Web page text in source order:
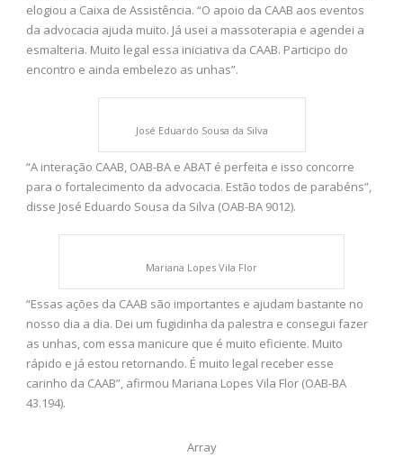
elogiou a Caixa de Assistência. “O apoio da CAAB aos eventos
da advocacia ajuda muito. Já usei a massoterapia e agendei a
esmalteria. Muito legal essa iniciativa da CAAB. Participo do
encontro e ainda embelezo as unhas”.
José Eduardo Sousa da Silva
“A interação CAAB, OAB-BA e ABAT é perfeita e isso concorre
para o fortalecimento da advocacia. Estão todos de parabéns”,
disse José Eduardo Sousa da Silva (OAB-BA 9012).
Mariana Lopes Vila Flor
“Essas ações da CAAB são importantes e ajudam bastante no
nosso dia a dia. Dei um fugidinha da palestra e consegui fazer
as unhas, com essa manicure que é muito eficiente. Muito
rápido e já estou retornando. É muito legal receber esse
carinho da CAAB”, afirmou Mariana Lopes Vila Flor (OAB-BA
43.194).
Array